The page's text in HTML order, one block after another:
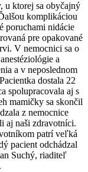
u ktorej sa obyčajný
komplikáciou
poruchami nidácie
pre opakované
V nemocnici sa o
a
a v neposlednom
dostala 22
spolupracovala aj s
mamičky sa skončil
z nemocnice
aj naši zdravotníci.
patrí veľká
pacient odchádzal
Suchý, riaditeľ